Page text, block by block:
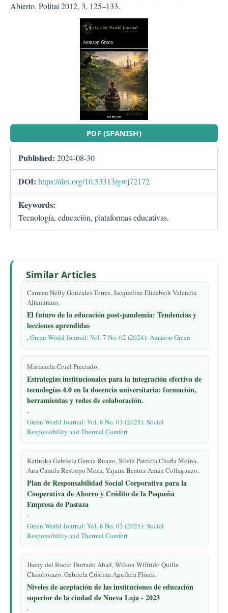
PDF (SPANISH)
Published: 2024-08-30
DOI: https://doi.org/10.53313/gwj72172
Keywords:
Tecnología, educación, plataformas educativas.
Abierto. Politai 2012, 3, 125–133.
Similar Articles
Carmen Nelly Gonzales Torres, Jacqueline Elizabeth Valencia
Altamirano,
El futuro de la educación post-pandemia: Tendencias y
lecciones aprendidas
,Green World Journal: Vol. 7 No. 02 (2024): Amazon Green
Marianela Cruel Preciado,
Estrategias institucionales para la integración efectiva de
tecnologías 4.0 en la docencia universitaria: formación,
herramientas y redes de colaboración.
,
Green World Journal: Vol. 8 No. 03 (2025): Social
Responsibility and Thermal Comfort
Katiuska Gabriela García Ruano, Silvia Patricia Chafla Moina,
Ana Camila Restrepo Meza, Yajaira Beatriz Amán Collaguazo,
Plan de Responsabilidad Social Corporativa para la
Cooperativa de Ahorro y Crédito de la Pequeña
Empresa de Pastaza
,
Green World Journal: Vol. 8 No. 03 (2025): Social
Responsibility and Thermal Comfort
Jheny del Rocío Hurtado Abad, Wilson Wilfrido Quille
Chimborazo, Gabriela Cristina Aguilera Flores,
Niveles de aceptación de las instituciones de educación
superior de la ciudad de Nueva Loja - 2023
,